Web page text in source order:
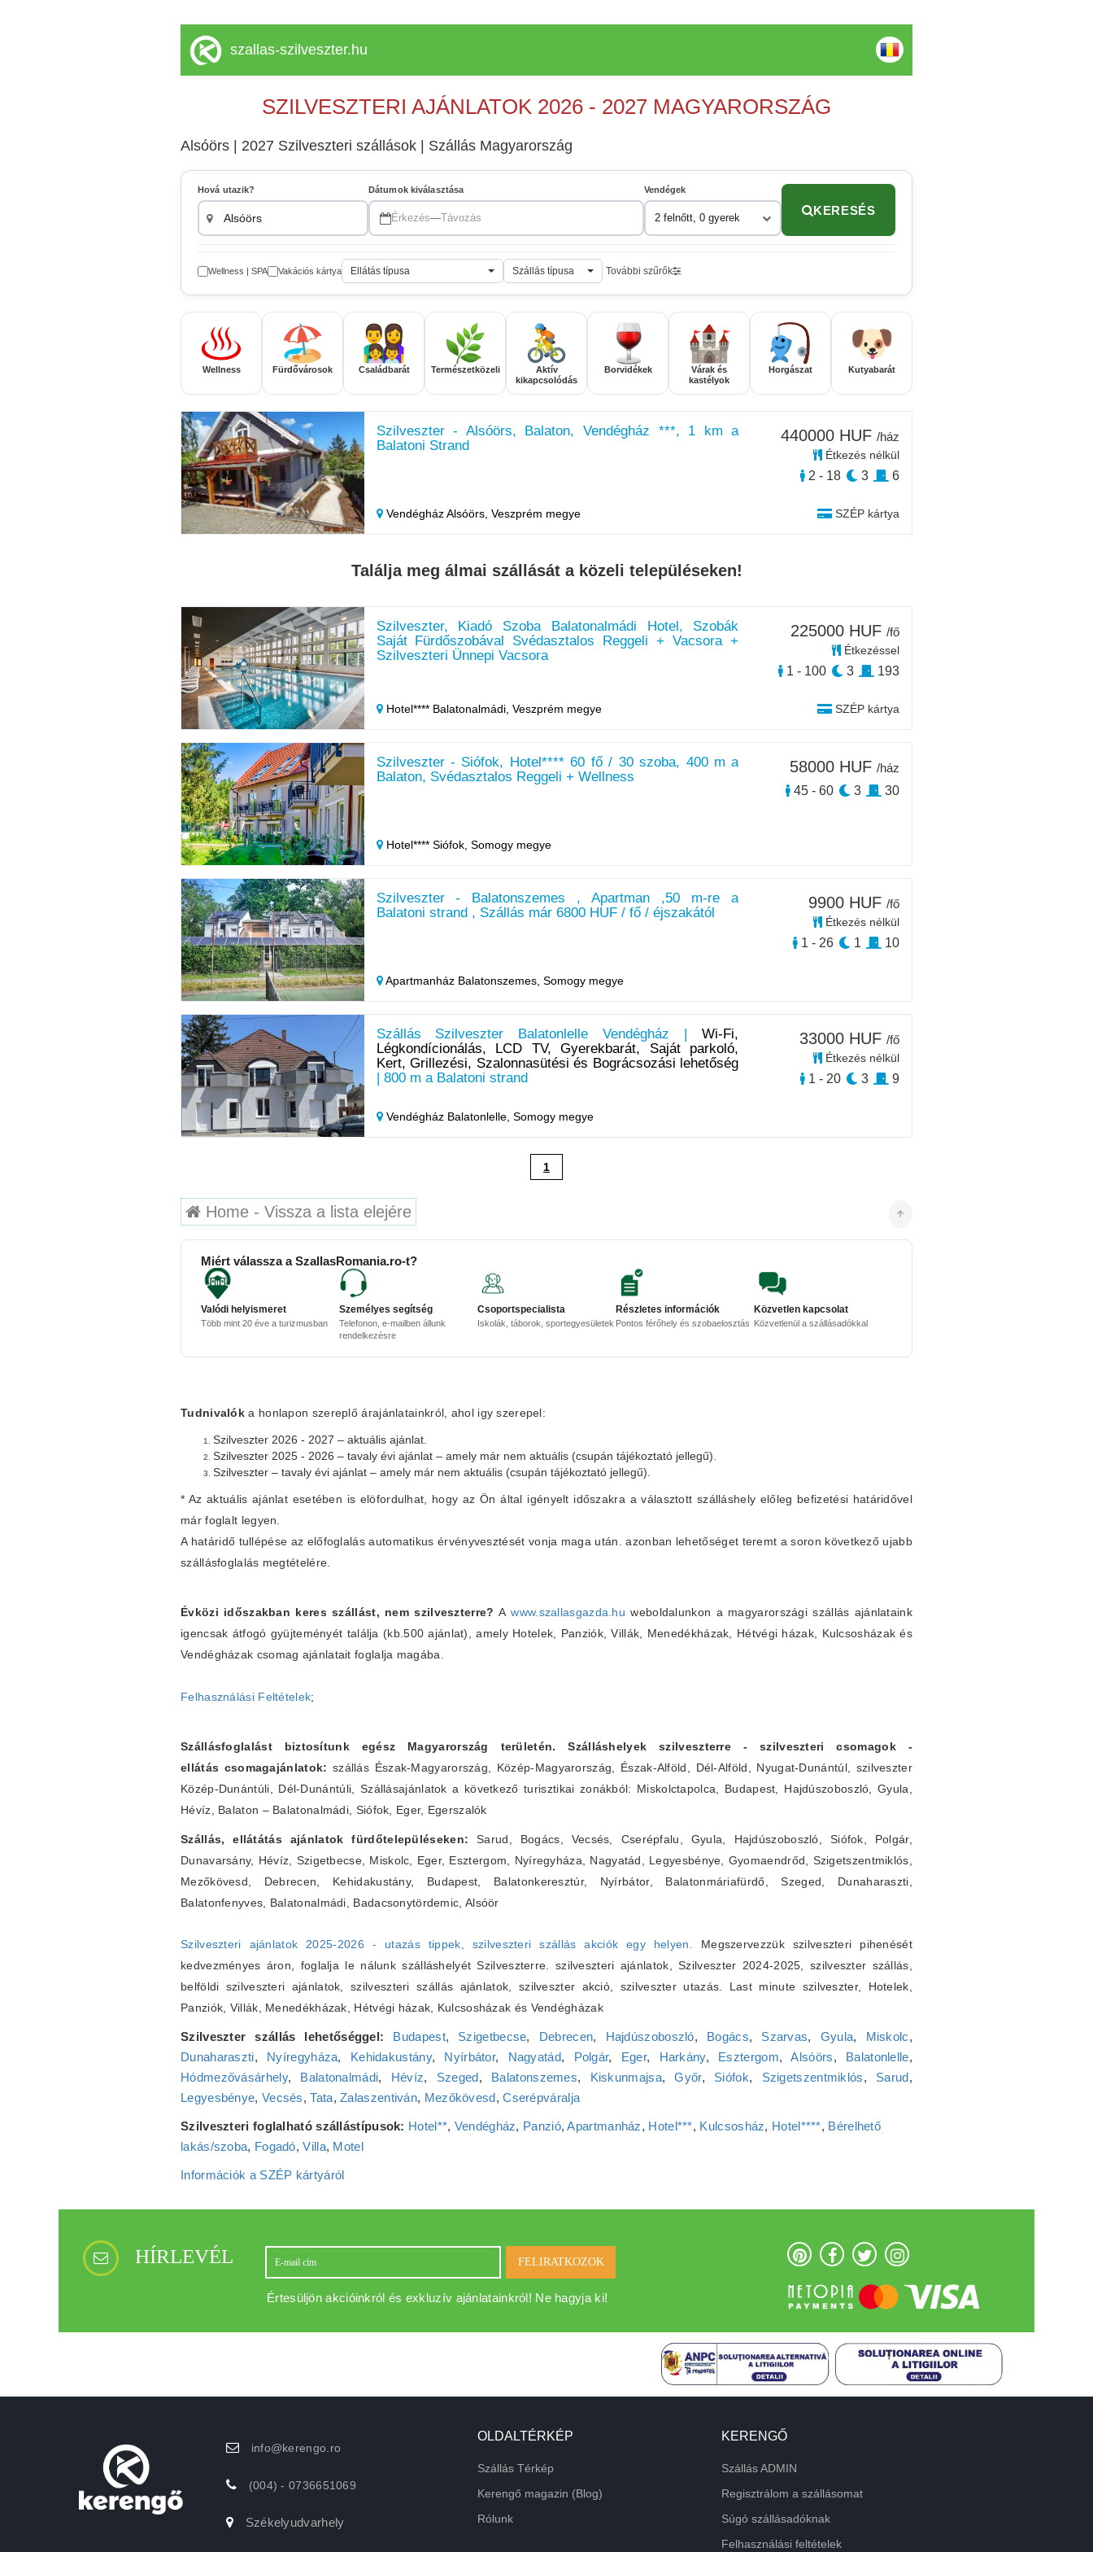
szallas-szilveszter.hu
SZILVESZTERI AJÁNLATOK 2026 - 2027 MAGYARORSZÁG
Alsóörs | 2027 Szilveszteri szállások | Szállás Magyarország
Hová utazik? Dátumok kiválasztása
Érkezés—Távozás
Vendégek
2 felnőtt, 0 gyerek
KERESÉS
Wellness | SPA Vakációs kártya Ellátás típusa Szállás típusa További szűrők
Wellness Fürdővárosok Családbarát Természetközeli
Aktív
kikapcsolódás
Borvidékek
Várak és
kastélyok
Horgászat Kutyabarát
Szilveszter - Alsóörs, Balaton, Vendégház ***, 1 km a
Balatoni Strand
Vendégház Alsóörs, Veszprém megye SZÉP kártya
440000 HUF /ház
Étkezés nélkül
2 - 18 3 6
Találja meg álmai szállását a közeli településeken!
Szilveszter, Kiadó Szoba Balatonalmádi Hotel, Szobák
Saját Fürdőszobával Svédasztalos Reggeli + Vacsora +
Szilveszteri Ünnepi Vacsora
Hotel**** Balatonalmádi, Veszprém megye SZÉP kártya
225000 HUF /fő
Étkezéssel
1 - 100 3 193
Szilveszter - Siófok, Hotel**** 60 fő / 30 szoba, 400 m a
Balaton, Svédasztalos Reggeli + Wellness
Hotel**** Siófok, Somogy megye
58000 HUF /ház
45 - 60
3 30
Szilveszter - Balatonszemes , Apartman ,50 m-re a
Balatoni strand , Szállás már 6800 HUF / fő / éjszakától
Apartmanház Balatonszemes, Somogy megye
9900 HUF /fő
Étkezés nélkül
1 - 26 1 10
Szállás Szilveszter Balatonlelle Vendégház |Wi-Fi,
Légkondícionálás, LCD TV, Gyerekbarát, Saját parkoló,
Kert, Grillezési, Szalonnasütési és Bográcsozási lehetőség
| 800 m a Balatoni strand
Vendégház Balatonlelle, Somogy megye
33000 HUF /fő
Étkezés nélkül
1 - 20 3 9
1
Home - Vissza a lista elejére
Miért válassza a SzallasRomania.ro-t?
Valódi helyismeret
Több mint 20 éve a turizmusban
Személyes segítség
Telefonon, e-mailben állunk
rendelkezésre
Csoportspecialista
Iskolák, táborok, sportegyesületek
Részletes információk
Pontos férőhely és szobaelosztás
Közvetlen kapcsolat
Közvetlenül a szállásadókkal
Tudnivalók a honlapon szereplő árajánlatainkról, ahol igy szerepel:
Szilveszter 2026 - 2027 – aktuális ajánlat.
Szilveszter 2025 - 2026 – tavaly évi ajánlat – amely már nem aktuális (csupán tájékoztató jellegű).
Szilveszter – tavaly évi ajánlat – amely már nem aktuális (csupán tájékoztató jellegű).
* Az aktuális ajánlat esetében is elöfordulhat, hogy az Ön által igényelt időszakra a választott szálláshely előleg befizetési határidővel
már foglalt legyen.
A határidő tullépése az előfoglalás automatikus érvényvesztését vonja maga után. azonban lehetőséget teremt a soron következő ujabb
szállásfoglalás megtételére.
Évközi időszakban keres szállást, nem szilveszterre? Awww.szallasgazda.hu weboldalunkon a magyarországi szállás ajánlataink
igencsak átfogó gyüjteményét találja (kb.500 ajánlat), amely Hotelek, Panziók, Villák, Menedékházak, Hétvégi házak, Kulcsosházak és
Vendégházak csomag ajánlatait foglalja magába.
Felhasználási Feltételek;
Szállásfoglalást biztosítunk egész Magyarország területén. Szálláshelyek szilveszterre - szilveszteri csomagok -
ellátás csomagajánlatok: szállás Észak-Magyarország, Közép-Magyarország, Észak-Alföld, Dél-Alföld, Nyugat-Dunántúl, szilveszter
Közép-Dunántúli, Dél-Dunántúli, Szállásajánlatok a következő turisztikai zonákból: Miskolctapolca, Budapest, Hajdúszoboszló, Gyula,
Hévíz, Balaton – Balatonalmádi, Siófok, Eger, Egerszalók
Szállás, ellátátás ajánlatok fürdőtelepüléseken:Sarud, Bogács, Vecsés, Cserépfalu, Gyula, Hajdúszoboszló, Siófok, Polgár,
Dunavarsány, Hévíz, Szigetbecse, Miskolc, Eger, Esztergom, Nyíregyháza, Nagyatád, Legyesbénye, Gyomaendrőd, Szigetszentmiklós,
Mezőkövesd, Debrecen, Kehidakustány, Budapest, Balatonkeresztúr, Nyírbátor, Balatonmáriafürdő, Szeged, Dunaharaszti,
Balatonfenyves, Balatonalmádi, Badacsonytördemic, Alsóör
Szilveszteri ajánlatok 2025-2026 - utazás tippek, szilveszteri szállás akciók egy helyen. Megszervezzük szilveszteri pihenését
kedvezményes áron, foglalja le nálunk szálláshelyét Szilveszterre. szilveszteri ajánlatok, Szilveszter 2024-2025, szilveszter szállás,
belföldi szilveszteri ajánlatok, szilveszteri szállás ajánlatok, szilveszter akció, szilveszter utazás. Last minute szilveszter, Hotelek,
Panziók, Villák, Menedékházak, Hétvégi házak, Kulcsosházak és Vendégházak
Szilveszter szállás lehetőséggel: Budapest, Szigetbecse, Debrecen, Hajdúszoboszló, Bogács, Szarvas, Gyula, Miskolc,
Dunaharaszti, Nyíregyháza, Kehidakustány, Nyírbátor, Nagyatád, Polgár, Eger, Harkány, Esztergom,Alsóörs, Balatonlelle,
Hódmezővásárhely, Balatonalmádi, Hévíz, Szeged, Balatonszemes, Kiskunmajsa,Győr, Siófok, Szigetszentmiklós, Sarud,
Legyesbénye, Vecsés,Tata,Zalaszentiván, Mezőkövesd,Cserépváralja
Szilveszteri foglalható szállástípusok: Hotel**, Vendégház, Panzió,Apartmanház, Hotel***, Kulcsosház, Hotel****, Bérelhető
lakás/szoba, Fogadó,Villa, Motel
Információk a SZÉP kártyáról
HÍRLEVÉL FELIRATKOZOK
Értesüljön akcióinkról és exkluzív ajánlatainkról! Ne hagyja ki!
info@kerengo.ro
(004) - 0736651069
Székelyudvarhely
OLDALTÉRKÉP
Szállás Térkép
Kerengő magazin (Blog)
Rólunk
KERENGŐ
Szállás ADMIN
Regisztrálom a szállásomat
Súgó szállásadóknak
Felhasználási feltételek